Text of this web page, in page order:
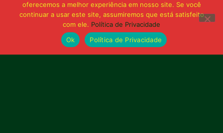
oferecemos a melhor experiência em nosso site. Se você
continuar a usar este site, assumiremos que está satisfeito
com ele. Política de Privacidade
Ok
Política de Privacidade